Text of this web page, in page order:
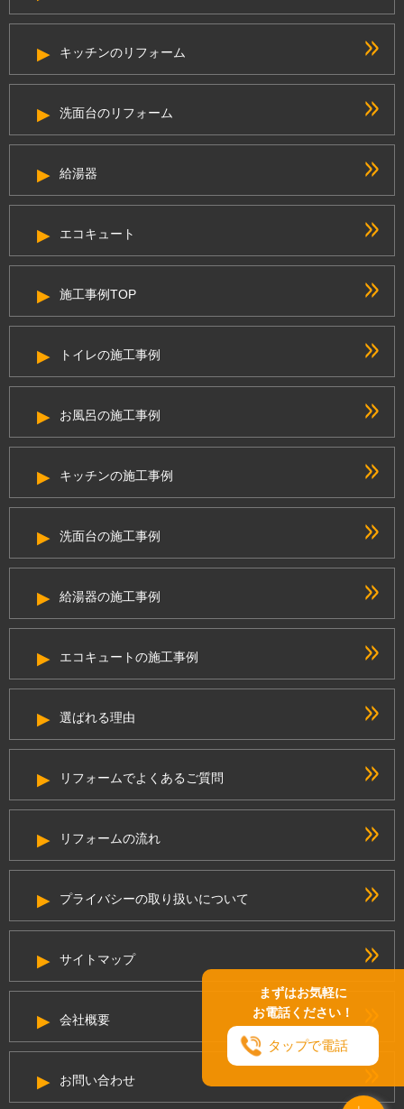
まずはお気軽に
お電話ください！
タップで電話
キッチンのリフォーム
洗面台のリフォーム
給湯器
エコキュート
施工事例TOP
トイレの施工事例
お風呂の施工事例
キッチンの施工事例
洗面台の施工事例
給湯器の施工事例
エコキュートの施工事例
選ばれる理由
リフォームでよくあるご質問
リフォームの流れ
プライバシーの取り扱いについて
サイトマップ
会社概要
お問い合わせ